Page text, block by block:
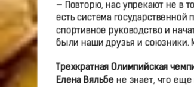
— Повторю, нас упрекают не в
есть система
спортивное руководство и
были наши друзья и союзники.
Трехкратная Олимпийская
Елена Вяльбене знает, что еще